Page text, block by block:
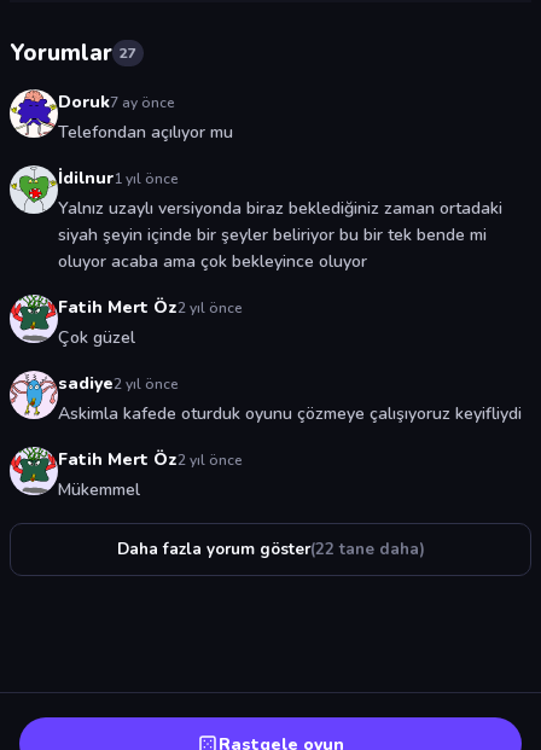
Yorumlar 27
Doruk7 ay önce
Telefondan açılıyor mu
İdilnur1 yıl önce
Yalnız uzaylı versiyonda biraz beklediğiniz zaman ortadaki
siyah şeyin içinde bir şeyler beliriyor bu bir tek bende mi
oluyor acaba ama çok bekleyince oluyor
Fatih Mert Öz2 yıl önce
Çok güzel
sadiye2 yıl önce
Askimla kafede oturduk oyunu çözmeye çalışıyoruz keyifliydi
Fatih Mert Öz2 yıl önce
Mükemmel
Daha fazla yorum göster(22 tane daha)
Rastgele oyun